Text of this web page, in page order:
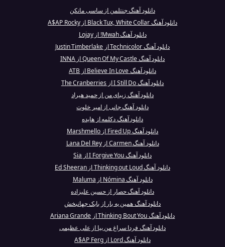
دانلود آهنگ جنتلمن از ساسی مانکن
دانلود آهنگ Black Tux, White Collar از A$AP Rocky
دانلود آهنگ Mwah! از Lojay
دانلود آهنگ Technicolor از Justin Timberlake
دانلود آهنگ Queen Of My Castle از INNA
دانلود آهنگ Believe In Love از ATB
دانلود آهنگ I Still Do از The Cranberries
دانلود آهنگ زیبای من از حمید هیراد
دانلود آهنگ جانی از امیر خلوت
دانلود آهنگ دکلمه از هایده
دانلود آهنگ Fired Up از Marshmello
دانلود آهنگ Carmen از Lana Del Rey
دانلود آهنگ I Forgive You از Sia
دانلود آهنگ Thinking out Loud از Ed Sheeran
دانلود آهنگ Nómina از Maluma
دانلود آهنگ حصار از حسین علیزاده
دانلود آهنگ همین یه بار از بابک جهانبخش
دانلود آهنگ Thinking Bout You از Ariana Grande
دانلود آهنگ فردا سراغ من بیا از علی عظیمی
دانلود آهنگ Lord از A$AP Ferg